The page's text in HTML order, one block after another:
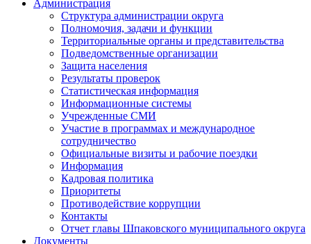
Администрация
Структура администрации округа
Полномочия, задачи и функции
Территориальные органы и представительства
Подведомственные организации
Защита населения
Результаты проверок
Статистическая информация
Информационные системы
Учрежденные СМИ
Участие в программах и международное
сотрудничество
Официальные визиты и рабочие поездки
Информация
Кадровая политика
Приоритеты
Противодействие коррупции
Контакты
Отчет главы Шпаковского муниципального округа
Документы